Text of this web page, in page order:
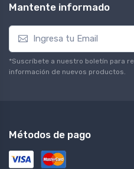
Mantente informado
*Suscríbete a nuestro boletín para
información de nuevos productos.
Métodos de pago